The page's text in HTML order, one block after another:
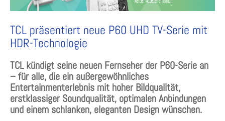
TCL präsentiert neue P60 UHD TV-Serie mit
HDR-Technologie
TCL kündigt seine neuen Fernseher der P60-Serie an
– für alle, die ein außergewöhnliches
Entertainmenterlebnis mit hoher Bildqualität,
erstklassiger Soundqualität, optimalen Anbindungen
und einem schlanken, eleganten Design wünschen.